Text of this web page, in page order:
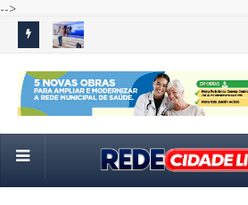
-->
habitação e regularização fundiária
ITAQUA